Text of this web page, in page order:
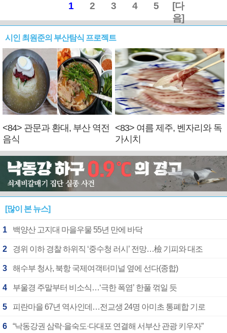
1 2 3 4 5
[다
음]
시인 최원준의 부산탐식 프로젝트
<84> 관문과 환대, 부산 역전
음식
<83> 여름 제주, 벤자리와 독
가시치
[많이 본 뉴스]
1 백양산 고지대 마을우물 55년 만에 바닥
2 경위 이하 경찰 하위직 ‘중수청 러시’ 전망…檢 기피와 대조
3 해수부 청사, 북항 국제여객터미널 옆에 선다(종합)
4 부울경 주말부터 비소식…‘극한 폭염’ 한풀 꺾일 듯
5 피란마을 67년 역사인데…전교생 24명 아미초 통폐합 기로
6 “낙동강권 삼락·을숙도·다대포 연결해 서부산 관광 키우자”